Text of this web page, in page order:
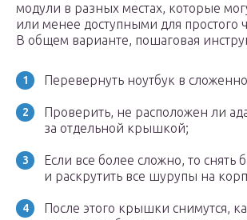
модули в разных местах, которые
или менее доступными для простого
В общем варианте, пошаговая
Перевернуть ноутбук в
Проверить, не расположен ли
за отдельной крышкой;
Если все более сложно, то снять
и раскрутить все шурупы на
После этого крышки снимутся,